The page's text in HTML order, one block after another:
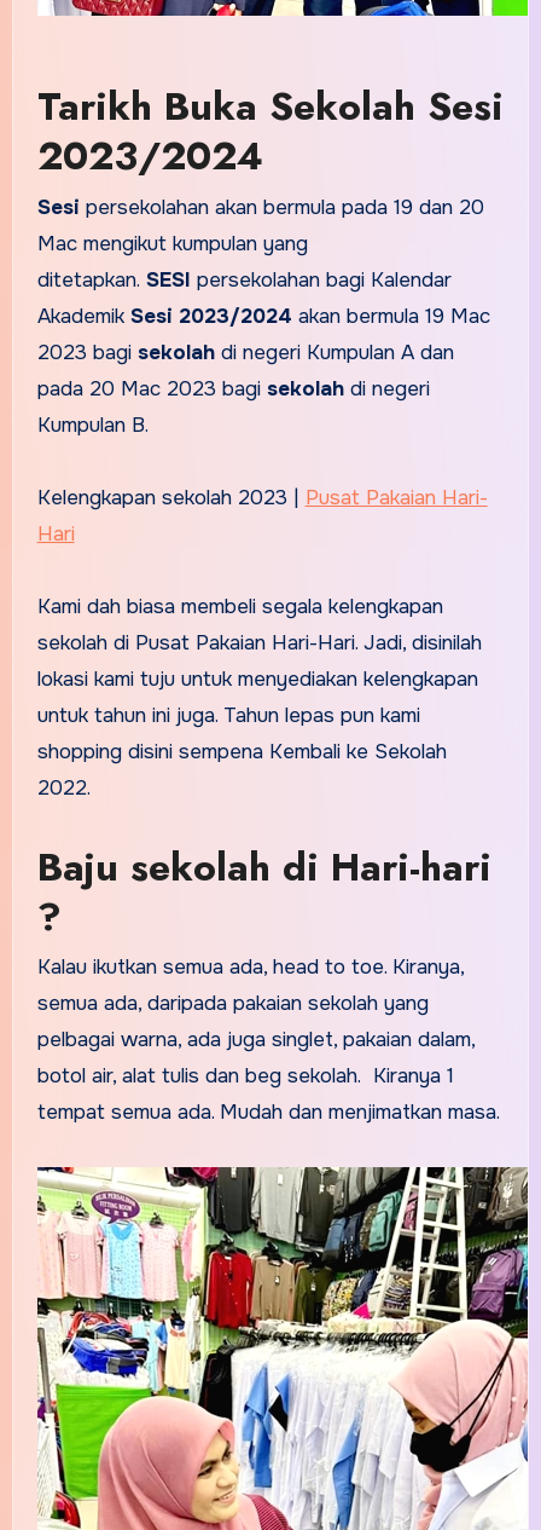
Tarikh Buka Sekolah Sesi
2023/2024
Sesi persekolahan akan bermula pada 19 dan 20
Mac mengikut kumpulan yang
ditetapkan. SESI persekolahan bagi Kalendar
Akademik Sesi 2023/2024 akan bermula 19 Mac
2023 bagi sekolahdi negeri Kumpulan A dan
pada 20 Mac 2023 bagi sekolahdi negeri
Kumpulan B.
Kelengkapan sekolah 2023 | Pusat Pakaian Hari-
Hari
Kami dah biasa membeli segala kelengkapan
sekolah di Pusat Pakaian Hari-Hari. Jadi, disinilah
lokasi kami tuju untuk menyediakan kelengkapan
untuk tahun ini juga. Tahun lepas pun kami
shopping disini sempena Kembali ke Sekolah
2022.
Baju sekolah di Hari-hari
?
Kalau ikutkan semua ada, head to toe. Kiranya,
semua ada, daripada pakaian sekolah yang
pelbagai warna, ada juga singlet, pakaian dalam,
botol air, alat tulis dan beg sekolah. Kiranya 1
tempat semua ada. Mudah dan menjimatkan masa.